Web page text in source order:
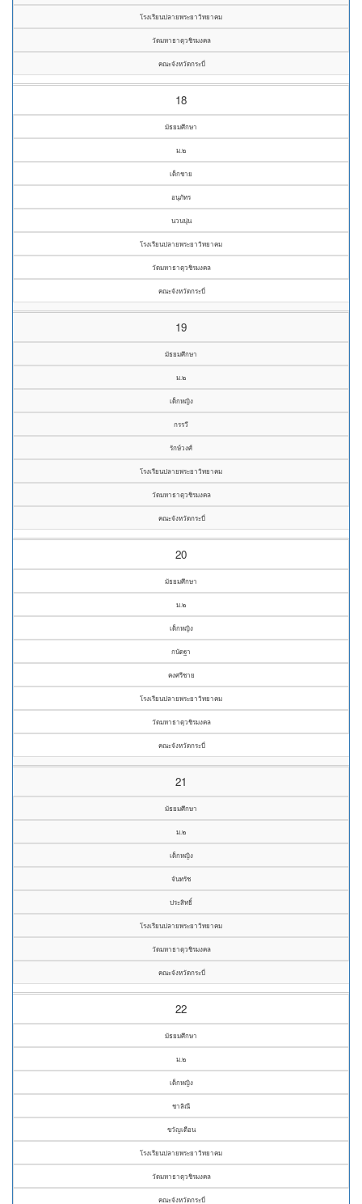
โรงเรียนปลายพระยาวิทยาคม
วัดมหาธาตุวชิรมงคล
คณะจังหวัดกระบี่
18
มัธยมศึกษา
ม.๒
เด็กชาย
อนุภัทร
นวนนุ่น
โรงเรียนปลายพระยาวิทยาคม
วัดมหาธาตุวชิรมงคล
คณะจังหวัดกระบี่
19
มัธยมศึกษา
ม.๒
เด็กหญิง
กรรวี
รักษ์วงศ์
โรงเรียนปลายพระยาวิทยาคม
วัดมหาธาตุวชิรมงคล
คณะจังหวัดกระบี่
20
มัธยมศึกษา
ม.๒
เด็กหญิง
กนัดฐา
คงศรีชาย
โรงเรียนปลายพระยาวิทยาคม
วัดมหาธาตุวชิรมงคล
คณะจังหวัดกระบี่
21
มัธยมศึกษา
ม.๒
เด็กหญิง
จันทรัช
ประสิทธิ์
โรงเรียนปลายพระยาวิทยาคม
วัดมหาธาตุวชิรมงคล
คณะจังหวัดกระบี่
22
มัธยมศึกษา
ม.๒
เด็กหญิง
ชาลิณี
ขวัญเดือน
โรงเรียนปลายพระยาวิทยาคม
วัดมหาธาตุวชิรมงคล
คณะจังหวัดกระบี่